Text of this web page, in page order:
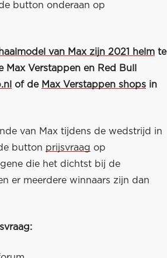
button onderaan op
van Max zijn 2021 helm te
Verstappen en Red Bull
of de Max Verstappen shops in
van Max tijdens de wedstrijd in
button prijsvraag op
die het dichtst bij de
er meerdere winnaars zijn dan